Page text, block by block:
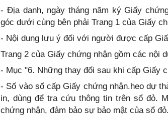
- Địa danh, ngày tháng năm ký Giấy
góc dưới cùng bên phải Trang 1 của Giấy
- Nội dung lưu ý đối với người được cấp
Trang 2 của Giấy chứng nhận gồm các nội
- Mục "6. Những thay đổi sau khi cấp Giấy
- Số vào sổ cấp Giấy chứng nhận.heo dự
in, dùng để tra cứu thông tin trên sổ đỏ.
chứng nhận, đảm bảo sự bảo mật của sổ đỏ.